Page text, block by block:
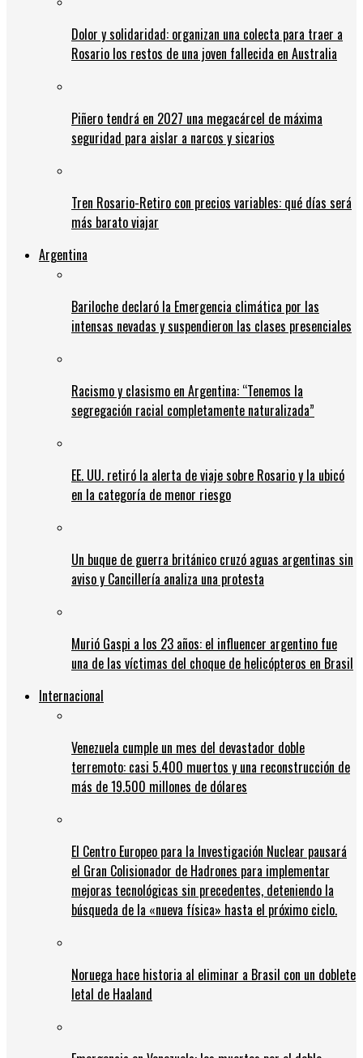
Dolor y solidaridad: organizan una colecta para traer a
Rosario los restos de una joven fallecida en Australia
Piñero tendrá en 2027 una megacárcel de máxima
seguridad para aislar a narcos y sicarios
Tren Rosario-Retiro con precios variables: qué días será
más barato viajar
Argentina
Bariloche declaró la Emergencia climática por las
intensas nevadas y suspendieron las clases presenciales
Racismo y clasismo en Argentina: “Tenemos la
segregación racial completamente naturalizada”
EE. UU. retiró la alerta de viaje sobre Rosario y la ubicó
en la categoría de menor riesgo
Un buque de guerra británico cruzó aguas argentinas sin
aviso y Cancillería analiza una protesta
Murió Gaspi a los 23 años: el influencer argentino fue
una de las víctimas del choque de helicópteros en Brasil
Internacional
Venezuela cumple un mes del devastador doble
terremoto: casi 5.400 muertos y una reconstrucción de
más de 19.500 millones de dólares
El Centro Europeo para la Investigación Nuclear pausará
el Gran Colisionador de Hadrones para implementar
mejoras tecnológicas sin precedentes, deteniendo la
búsqueda de la «nueva física» hasta el próximo ciclo.
Noruega hace historia al eliminar a Brasil con un doblete
letal de Haaland